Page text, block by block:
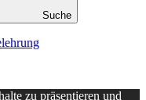
Suche
zu präsentieren und